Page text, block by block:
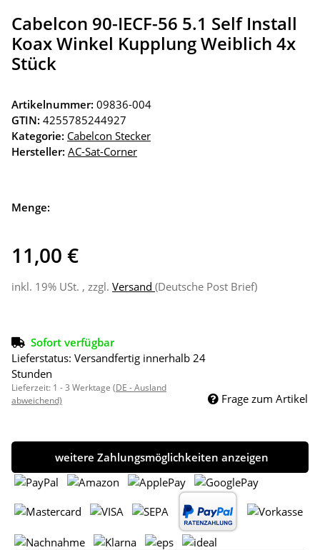
Cabelcon 90-IECF-56 5.1 Self Install
Koax Winkel Kupplung Weiblich 4x
Stück
Artikelnummer: 09836-004
GTIN: 4255785244927
Kategorie: Cabelcon Stecker
Hersteller: AC-Sat-Corner
Menge:
11,00 €
inkl. 19% USt. , zzgl. Versand (Deutsche Post Brief)
Sofort verfügbar
Lieferstatus: Versandfertig innerhalb 24
Stunden
Lieferzeit: 1 - 3 Werktage (DE - Ausland
abweichend)
Frage zum Artikel
weitere Zahlungsmöglichkeiten anzeigen